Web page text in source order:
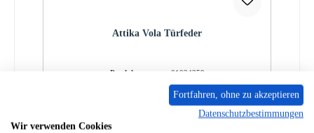
Attika Vola Türfeder
Produktnummer: 01024359
Regulärer Preis:
Lieferzeit ca. 2-3 Wochen
Fortfahren, ohne zu akzeptieren
Datenschutzbestimmungen
Wir verwenden Cookies